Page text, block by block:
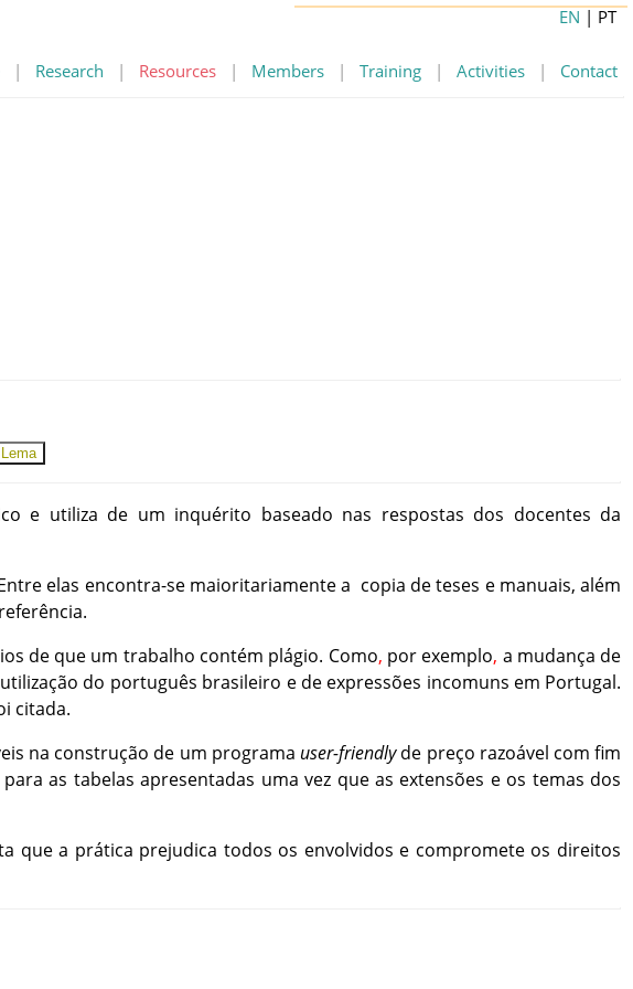
| Research | Resources | Members | Training | Activities | Contact
EN | PT
Lema
e utiliza de um inquérito baseado nas respostas dos docentes da
elas encontra-se maioritariamentea copia deteses e manuais, além
referência.
de que um trabalho contém plágio. Como, por exemplo, a mudança de
utilização do português brasileiro e de expressões incomuns em Portugal.
citada.
na construção de um programa user-friendly de preço razoável com fim
para as tabelas apresentadas uma vez que as extensões e os temas dos
que a prática prejudica todos os envolvidos e compromete os direitos